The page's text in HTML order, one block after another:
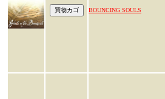
BOUNCING SOULS